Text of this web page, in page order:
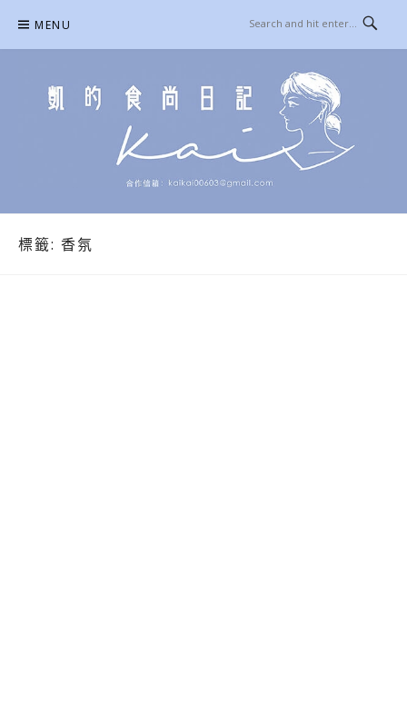
content
MENU
標籤: 香氛